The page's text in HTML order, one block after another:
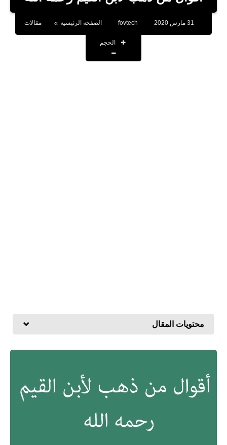
بلوجر
اخبار
العاب
fovtech الصفحة الرئيسية مقالات
الحجم
محتويات المقال